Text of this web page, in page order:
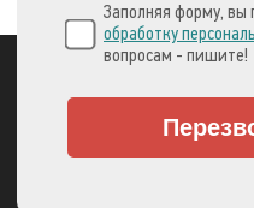
Заполняя форму, вы
обработку
вопросам - пишите!